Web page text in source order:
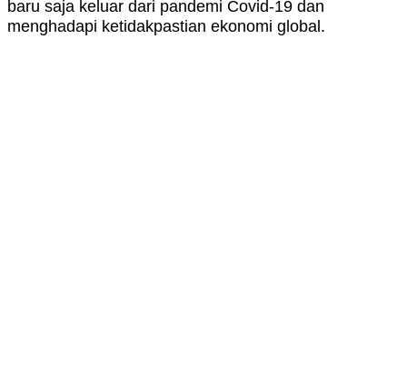
baru saja keluar dari pandemi Covid-19 dan
menghadapi ketidakpastian ekonomi global.